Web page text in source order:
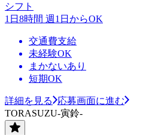
シフト
1日8時間 週1日からOK
交通費支給
未経験OK
まかないあり
短期OK
詳細を見る
応募画面に進む
TORASUZU-寅鈴-